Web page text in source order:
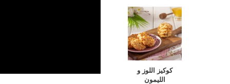
كوكيز اللوز و
الليمون